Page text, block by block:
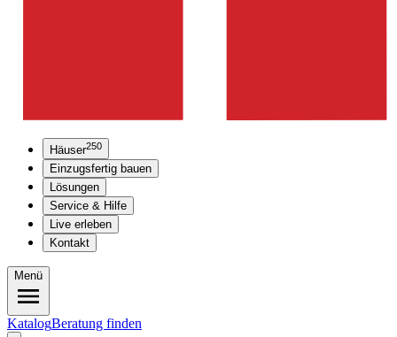
Häuser250
Einzugsfertig bauen
Lösungen
Service & Hilfe
Live erleben
Kontakt
Menü
KatalogBeratung finden